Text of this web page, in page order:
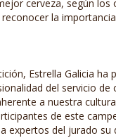
cerveza, según los
la
Estrella Galicia ha
del servicio de
a nuestra
de este
expertos del jurado su